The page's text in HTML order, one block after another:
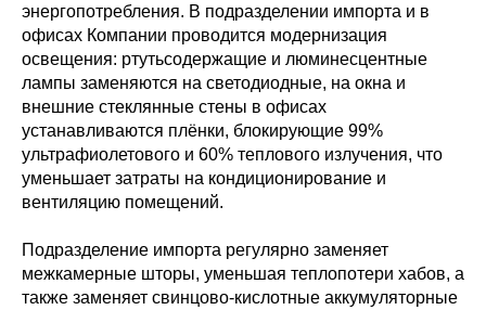
энергопотребления. В подразделении импорта и в
офисах Компании проводится модернизация
освещения: ртутьсодержащие и люминесцентные
лампы заменяются на светодиодные, на окна и
внешние стеклянные стены в офисах
устанавливаются плёнки, блокирующие 99%
ультрафиолетового и 60% теплового излучения, что
уменьшает затраты на кондиционирование и
вентиляцию помещений.
Подразделение импорта регулярно заменяет
межкамерные шторы, уменьшая теплопотери хабов, а
также заменяет свинцово-кислотные аккумуляторные